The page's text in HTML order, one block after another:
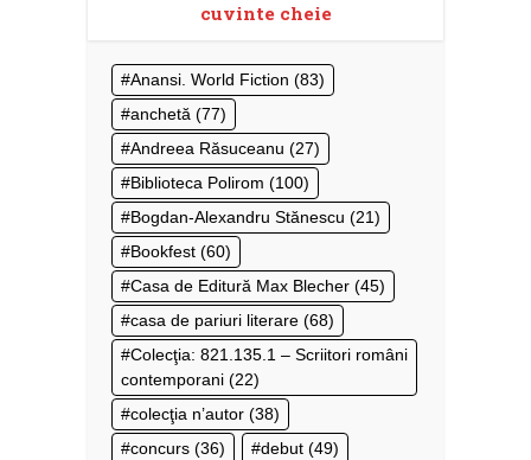
cuvinte cheie
Anansi. World Fiction (83)
anchetă (77)
Andreea Răsuceanu (27)
Biblioteca Polirom (100)
Bogdan-Alexandru Stănescu (21)
Bookfest (60)
Casa de Editură Max Blecher (45)
casa de pariuri literare (68)
Colecţia: 821.135.1 – Scriitori români
contemporani (22)
colecţia n’autor (38)
concurs (36) debut (49)